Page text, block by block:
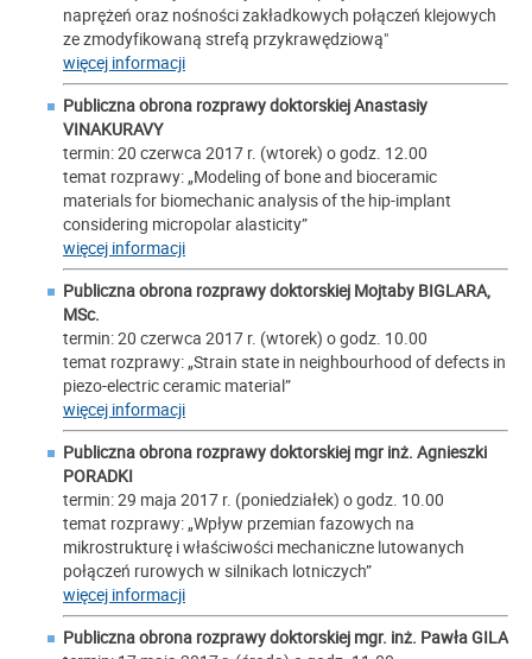
naprężeń oraz nośności zakładkowych połączeń klejowych
ze zmodyfikowaną strefą przykrawędziową"
więcej informacji
Publiczna obrona rozprawy doktorskiej Anastasiy
VINAKURAVY
termin: 20 czerwca 2017 r. (wtorek) o godz. 12.00
temat rozprawy: „Modeling of bone and bioceramic
materials for biomechanic analysis of the hip-implant
considering micropolar alasticity”
więcej informacji
Publiczna obrona rozprawy doktorskiej Mojtaby BIGLARA,
MSc.
termin: 20 czerwca 2017 r. (wtorek) o godz. 10.00
temat rozprawy: „Strain state in neighbourhood of defects in
piezo-electric ceramic material”
więcej informacji
Publiczna obrona rozprawy doktorskiej mgr inż. Agnieszki
PORADKI
termin: 29 maja 2017 r. (poniedziałek) o godz. 10.00
temat rozprawy: „Wpływ przemian fazowych na
mikrostrukturę i właściwości mechaniczne lutowanych
połączeń rurowych w silnikach lotniczych”
więcej informacji
Publiczna obrona rozprawy doktorskiej mgr. inż. Pawła GILA